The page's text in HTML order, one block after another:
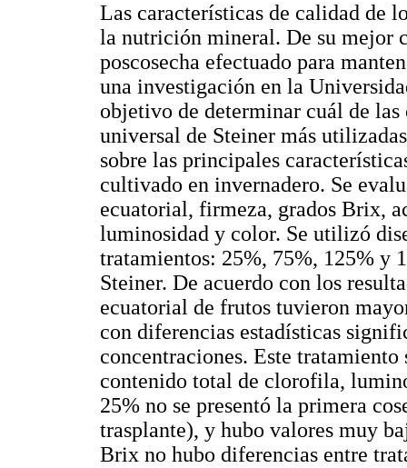
Las características de calidad de
la nutrición mineral. De su mejor
poscosecha efectuado para
una investigación en la
objetivo de determinar cuál de
universal de Steiner más
sobre las principales
cultivado en invernadero. Se
ecuatorial, firmeza, grados Brix,
luminosidad y color. Se utilizó
tratamientos: 25%, 75%, 125% y
Steiner. De acuerdo con los
ecuatorial de frutos tuvieron
con diferencias estadísticas
concentraciones. Este
contenido total de clorofila,
25% no se presentó la primera
trasplante), y hubo valores muy
Brix no hubo diferencias entre